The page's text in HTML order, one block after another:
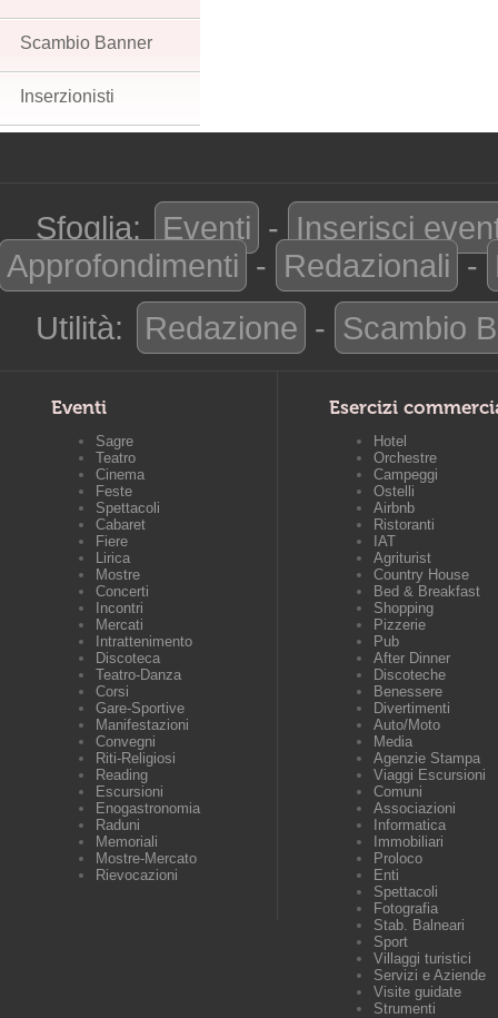
Scambio Banner
Inserzionisti
Sfoglia: Eventi - Inserisci
Approfondimenti - Redazionali -
Utilità:
Redazione - Scambio
Eventi
Sagre
Teatro
Cinema
Feste
Spettacoli
Cabaret
Fiere
Lirica
Mostre
Concerti
Incontri
Mercati
Intrattenimento
Discoteca
Teatro-Danza
Corsi
Gare-Sportive
Manifestazioni
Convegni
Riti-Religiosi
Reading
Escursioni
Enogastronomia
Raduni
Memoriali
Mostre-Mercato
Rievocazioni
Esercizi
Hotel
Orchestre
Campeggi
Ostelli
Airbnb
Ristoranti
IAT
Agriturist
Country House
Bed & Breakfast
Shopping
Pizzerie
Pub
After Dinner
Discoteche
Benessere
Divertimenti
Auto/Moto
Media
Agenzie Stampa
Viaggi Escursioni
Comuni
Associazioni
Informatica
Immobiliari
Proloco
Enti
Spettacoli
Fotografia
Stab. Balneari
Sport
Villaggi turistici
Servizi e Aziende
Visite guidate
Strumenti